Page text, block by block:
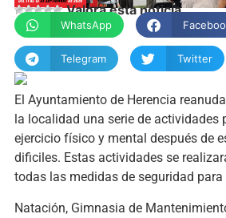
Valora esta noticia
WhatsApp
Telegram Twitter
El Ayuntamiento de Herencia
la localidad una serie de actividades
ejercicio físico y mental después de
dificiles. Estas actividades se
todas las medidas de seguridad
Natación, Gimnasia de